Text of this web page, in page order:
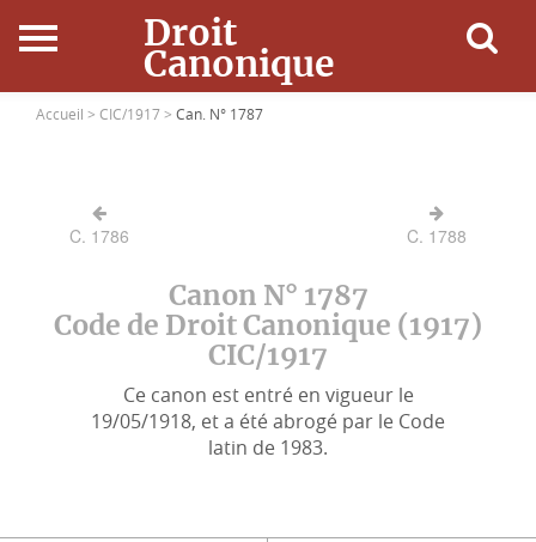
Droit
Canonique
Accueil
Ressources
Accueil > CIC/1917 > Can. N° 1787
C. 1786 C. 1788
Canon N° 1787
Code de Droit Canonique (1917)
CIC/1917
Ce canon est entré en vigueur le
19/05/1918, et a été abrogé par le Code
latin de 1983.